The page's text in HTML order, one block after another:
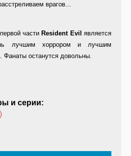
врагов...
части Resident Evil является
лучшим хоррором и лучшим
Фанаты останутся довольны.
и серии: